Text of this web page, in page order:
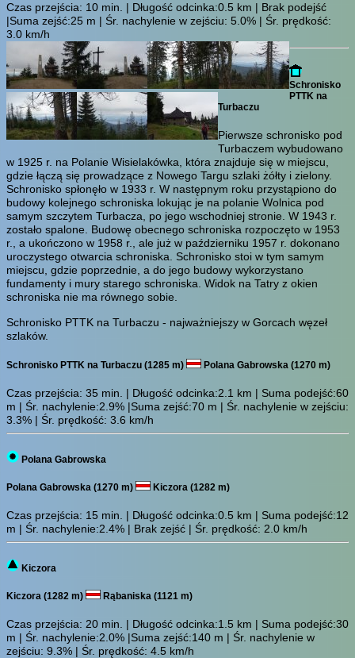
Czas przejścia: 10 min. | Długość odcinka:0.5 km | Brak podejść
|Suma zejść:25 m | Śr. nachylenie w zejściu: 5.0% | Śr. prędkość:
3.0 km/h
Schronisko
PTTK na
Turbaczu
Pierwsze schronisko pod
Turbaczem wybudowano
w 1925 r. na Polanie Wisielakówka, która znajduje się w miejscu,
gdzie łączą się prowadzące z Nowego Targu szlaki żółty i zielony.
Schronisko spłonęło w 1933 r. W następnym roku przystąpiono do
budowy kolejnego schroniska lokując je na polanie Wolnica pod
samym szczytem Turbacza, po jego wschodniej stronie. W 1943 r.
zostało spalone. Budowę obecnego schroniska rozpoczęto w 1953
r., a ukończono w 1958 r., ale już w październiku 1957 r. dokonano
uroczystego otwarcia schroniska. Schronisko stoi w tym samym
miejscu, gdzie poprzednie, a do jego budowy wykorzystano
fundamenty i mury starego schroniska. Widok na Tatry z okien
schroniska nie ma równego sobie.
Schronisko PTTK na Turbaczu - najważniejszy w Gorcach węzeł
szlaków.
Schronisko PTTK na Turbaczu (1285 m) Polana Gabrowska (1270 m)
Czas przejścia: 35 min.
| Długość odcinka:2.1 km | Suma podejść:60
m | Śr. nachylenie:2.9% |Suma zejść:70 m | Śr. nachylenie w zejściu:
3.3% | Śr. prędkość: 3.6 km/h
Polana Gabrowska
Polana Gabrowska (1270 m) Kiczora (1282 m)
Czas przejścia: 15 min.
| Długość odcinka:0.5 km | Suma podejść:12
m | Śr. nachylenie:2.4% | Brak zejść | Śr. prędkość: 2.0 km/h
Kiczora
Kiczora (1282 m) Rąbaniska (1121 m)
Czas przejścia: 20 min.
| Długość odcinka:1.5 km | Suma podejść:30
m | Śr. nachylenie:2.0% |Suma zejść:140 m | Śr. nachylenie w
zejściu: 9.3% | Śr. prędkość: 4.5 km/h